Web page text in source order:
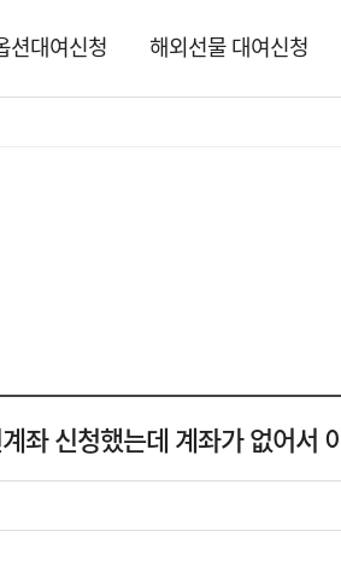
션대여신청 해외선물 대여신청
좌 신청했는데 계좌가 없어서